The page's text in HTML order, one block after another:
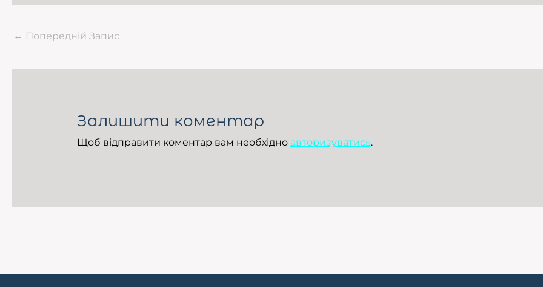
← Попередній Запис
Залишити коментар
Щоб відправити коментар вам необхідно авторизуватись.